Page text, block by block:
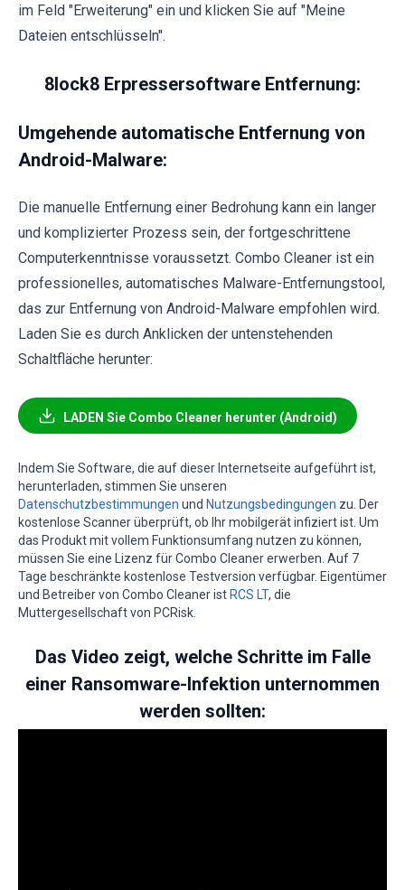
im Feld "Erweiterung" ein und klicken Sie auf "Meine
Dateien entschlüsseln".
8lock8 Erpressersoftware Entfernung:
Umgehende automatische Entfernung von
Android-Malware:
Die manuelle Entfernung einer Bedrohung kann ein langer
und komplizierter Prozess sein, der fortgeschrittene
Computerkenntnisse voraussetzt. Combo Cleaner ist ein
professionelles, automatisches Malware-Entfernungstool,
das zur Entfernung von Android-Malware empfohlen wird.
Laden Sie es durch Anklicken der untenstehenden
Schaltfläche herunter:
LADEN Sie Combo Cleaner herunter (Android)
Indem Sie Software, die auf dieser Internetseite aufgeführt ist,
herunterladen, stimmen Sie unseren
Datenschutzbestimmungen und Nutzungsbedingungen zu. Der
kostenlose Scanner überprüft, ob Ihr mobilgerät infiziert ist. Um
das Produkt mit vollem Funktionsumfang nutzen zu können,
müssen Sie eine Lizenz für Combo Cleaner erwerben. Auf 7
Tage beschränkte kostenlose Testversion verfügbar. Eigentümer
und Betreiber von Combo Cleaner ist RCS LT, die
Muttergesellschaft von PCRisk.
Das Video zeigt, welche Schritte im Falle
einer Ransomware-Infektion unternommen
werden sollten: